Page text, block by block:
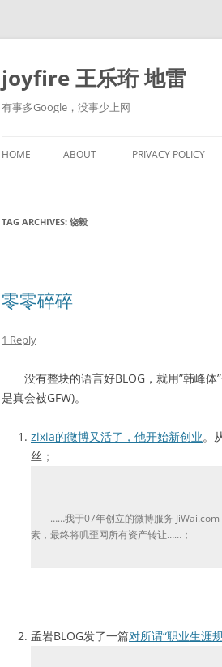
Skip
content
joyfire 王乐珩 地雷
有事多Google，没事少上网
HOME ABOUT PRIVACY POLICY
TAG ARCHIVES: 饶毅
零零碎碎
1 Reply
没有整块的语言好BLOG，就用”韩峰体
是真会被GFW)。
zixia的微博又活了，他开始新创业。
丝；
……我于07年创立的微博服务 JiWai.com
素，最终将叽歪网所有资产转让……；
孟岩BLOG发了一篇对所谓“职业生涯